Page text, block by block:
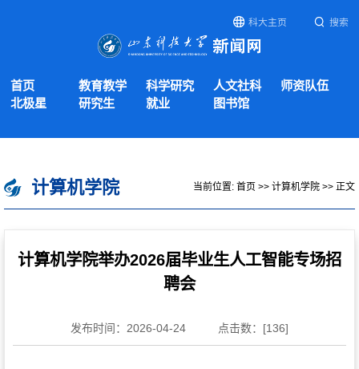
科大主页 搜索
首页 教育教学 科学研究 人文社科
师资队伍
北极星
研究生 就业 图书馆
计算机学院 当前位置: 首页 >> 计算机学院 >> 正文
计算机学院举办2026届毕业生人工智能专场招
聘会
发布时间：2026-04-24 点击数：[136]